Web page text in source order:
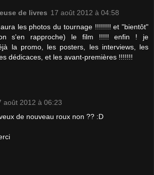
de livres 17 août 2012 à 04:58
les photos du tournage !!!!!!!! et "bientôt"
s'en rapproche) le film !!!!! enfin ! je
la promo, les posters, les interviews, les
dédicaces, et les avant-premières !!!!!!!
août 2012 à 06:23
de nouveau roux non ?? :D